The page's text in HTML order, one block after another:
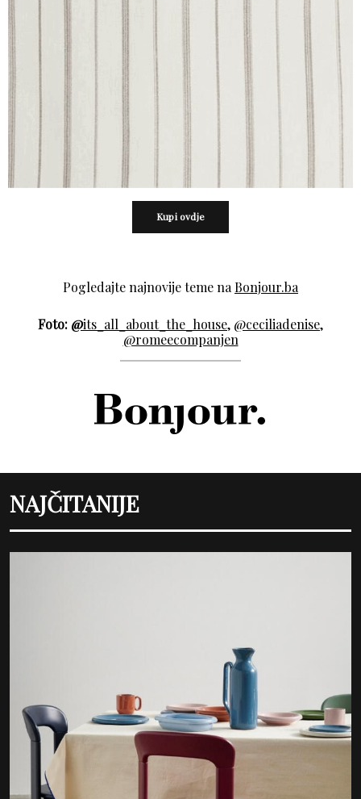
Kupi ovdje
Pogledajte najnovije teme na Bonjour.ba
Foto: @its_all_about_the_house, @ceciliadenise,
@romeecompanjen
NAJČITANIJE